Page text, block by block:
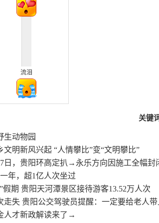
流泪
关键
生动物园
文明新风兴起 “人情攀比”变“文明攀比”
日，贵阳环高定扒→永乐方向因施工全幅封
年，超1亿人次坐过
假期 贵阳天河潭景区接待游客13.52万人次
走失 贵阳公交驾驶员提醒：一定要给老人带
人才新政解读来了→